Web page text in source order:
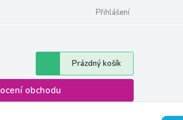
pro odstoupení od smlouvy
Přihlášení
Nákupní
košík
Prázdný košík
obchodu